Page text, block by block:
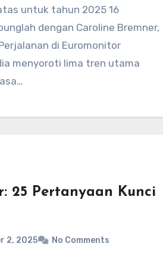
dengan Caroline Bremner,
di Euromonitor
menyoroti lima tren utama
25 Pertanyaan Kunci
2, 2025 No Comments